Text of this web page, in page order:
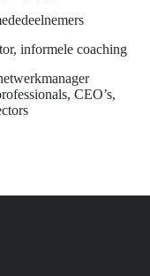
informele coaching
CEO’s,